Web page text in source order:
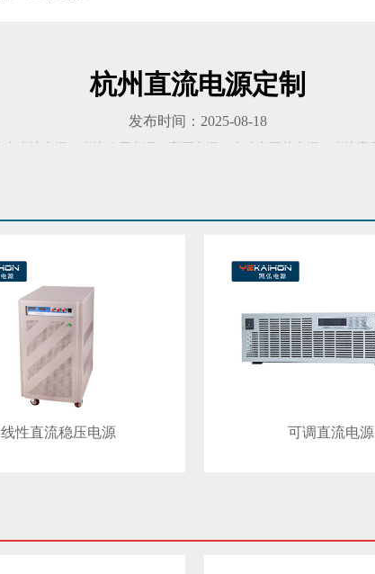
杭州直流电源定制
发布时间：2025-08-18
线性直流稳压电源 可调直流电源